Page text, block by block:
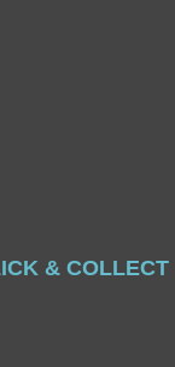
& COLLECT